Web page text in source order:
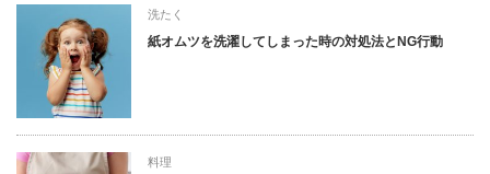
洗たく
紙オムツを洗濯してしまった時の対処法とNG行動
料理